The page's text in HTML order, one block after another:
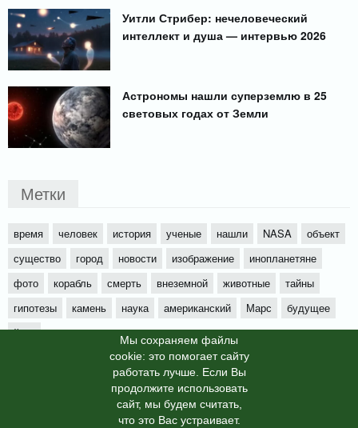
Мы cохраняем файлы
cookie: это помогает сайту
работать лучше. Если Вы
продолжите использовать
сайт, мы будем считать,
что это Вас устраивает.
Уитли Стрибер: нечеловеческий
интеллект и душа — интервью 2026
Астрономы нашли суперземлю в 25
световых годах от Земли
Метки
время человек история ученые нашли NASA
объект
существо
город новости изображение
инопланетяне
фото
корабль смерть внеземной животные
тайны
гипотезы
камень наука американский Марс
будущее
йети
© info-dimurra.ru 2025г. This site is protected by